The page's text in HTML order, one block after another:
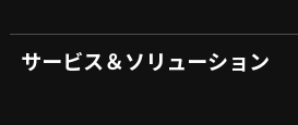
サービス＆ソリューション